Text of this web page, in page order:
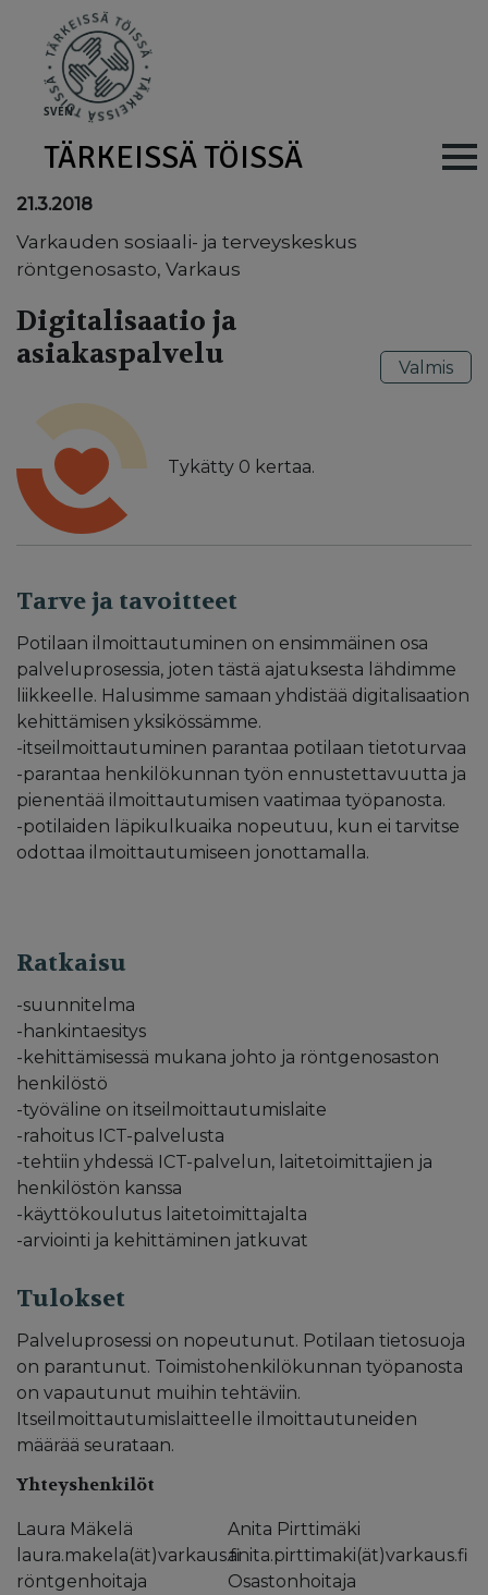
SVEN
TÄRKEISSÄ TÖISSÄ Main
21.3.2018
Varkauden sosiaali- ja terveyskeskus
röntgenosasto, Varkaus
Digitalisaatio ja
asiakaspalvelu
Tykätty 0 kertaa.
Valmis
Tarve ja tavoitteet
Potilaan ilmoittautuminen on ensimmäinen osa
palveluprosessia, joten tästä ajatuksesta lähdimme
liikkeelle. Halusimme samaan yhdistää digitalisaation
kehittämisen yksikössämme.
-itseilmoittautuminen parantaa potilaan tietoturvaa
-parantaa henkilökunnan työn ennustettavuutta ja
pienentää ilmoittautumisen vaatimaa työpanosta.
-potilaiden läpikulkuaika nopeutuu, kun ei tarvitse
odottaa ilmoittautumiseen jonottamalla.
Ratkaisu
-suunnitelma
-hankintaesitys
-kehittämisessä mukana johto ja röntgenosaston
henkilöstö
-työväline on itseilmoittautumislaite
-rahoitus ICT-palvelusta
-tehtiin yhdessä ICT-palvelun, laitetoimittajien ja
henkilöstön kanssa
-käyttökoulutus laitetoimittajalta
-arviointi ja kehittäminen jatkuvat
Tulokset
Palveluprosessi on nopeutunut. Potilaan tietosuoja
on parantunut. Toimistohenkilökunnan työpanosta
on vapautunut muihin tehtäviin.
Itseilmoittautumislaitteelle ilmoittautuneiden
määrää seurataan.
Yhteyshenkilöt
Laura Mäkelä
laura.makela(ät)varkaus.fi
röntgenhoitaja
Anita Pirttimäki
anita.pirttimaki(ät)varkaus.fi
Osastonhoitaja